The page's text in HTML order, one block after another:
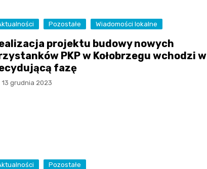
Pozostałe Wiadomości lokalne
projektu budowy nowych
PKP w Kołobrzegu wchodzi w
fazę
13 grudnia 2023
Pozostałe